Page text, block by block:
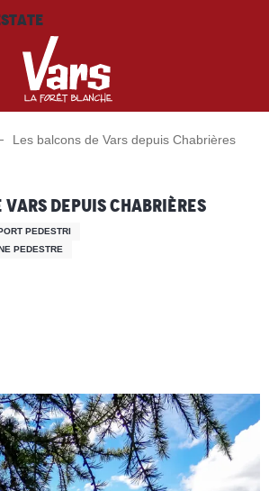
Les balcons de Vars depuis Chabrières
Vars depuis Chabrières
PEDESTRI
PEDESTRE